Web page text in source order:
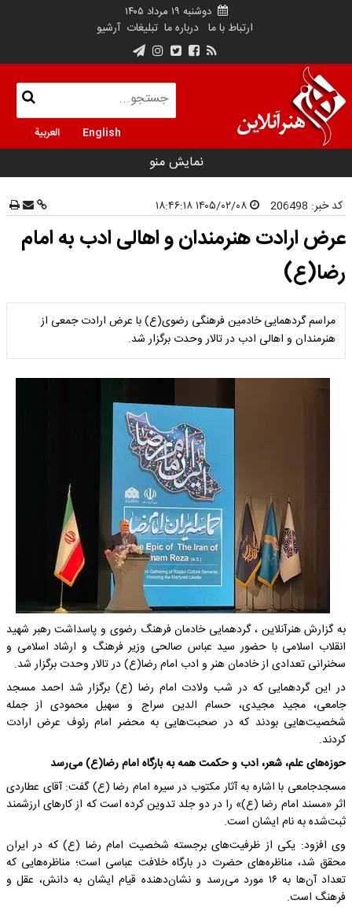
دوشنبه ۱۹ مرداد ۱۴۰۵
ارتباط با ما درباره ما تبلیغات آرشیو
English العربية
نمایش منو
کد خبر: 206498
عرض ارادت هنرمندان و اهالی ادب به امام
رضا(ع)
مراسم گردهمایی خادمین فرهنگی رضوی(ع) با عرض ارادت جمعی از
هنرمندان و اهالی ادب در تالار وحدت برگزار شد.
به گزارش هنرآنلاین ، گردهمایی خادمان فرهنگ رضوی و پاسداشت رهبر شهید
انقلاب اسلامی با حضور سید عباس صالحی وزیر فرهنگ و ارشاد اسلامی و
سخنرانی تعدادی از خادمان هنر و ادب امام رضا(ع) در تالار وحدت برگزار شد.
در این گردهمایی که در شب ولادت امام رضا (ع) برگزار شد احمد مسجد
جامعی، مجید مجیدی، حسام الدین سراج و سهیل محمودی از جمله
شخصیت‌هایی بودند که در صحبت‌هایی به محضر امام رئوف عرض ارادت
کردند.
حوزه‌های علم، شعر، ادب و حکمت همه به بارگاه امام رضا(ع) می‌رسد
مسجدجامعی با اشاره به آثار مکتوب در سیره امام رضا (ع) گفت: آقای عطاردی
اثر «مسند امام رضا (ع)» را در دو جلد تدوین کرده است که از کارهای ارزشمند
ثبت‌شده به نام ایشان است.
وی افزود: یکی از ظرفیت‌های برجسته شخصیت امام رضا (ع) که در ایران
محقق شد، مناظره‌های حضرت در بارگاه خلافت عباسی است؛ مناظره‌هایی که
تعداد آن‌ها به ۱۶ مورد می‌رسد و نشان‌دهنده قیام ایشان به دانش، عقل و
فرهنگ است.